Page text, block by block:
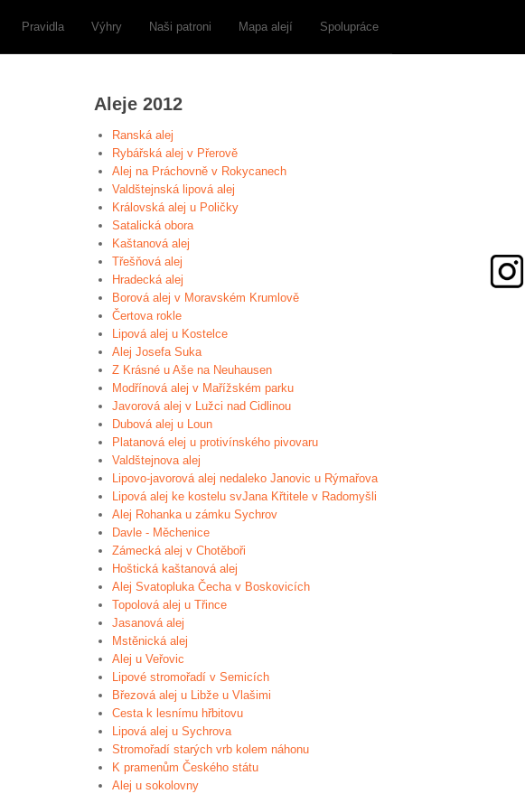
Pravidla Výhry Naši patroni Mapa alejí Spolupráce
Aleje 2012
Ranská alej
Rybářská alej v Přerově
Alej na Práchovně v Rokycanech
Valdštejnská lipová alej
Královská alej u Poličky
Satalická obora
Kaštanová alej
Třešňová alej
Hradecká alej
Borová alej v Moravském Krumlově
Čertova rokle
Lipová alej u Kostelce
Alej Josefa Suka
Z Krásné u Aše na Neuhausen
Modřínová alej v Mařížském parku
Javorová alej v Lužci nad Cidlinou
Dubová alej u Loun
Platanová elej u protivínského pivovaru
Valdštejnova alej
Lipovo-javorová alej nedaleko Janovic u Rýmařova
Lipová alej ke kostelu svJana Křtitele v Radomyšli
Alej Rohanka u zámku Sychrov
Davle - Měchenice
Zámecká alej v Chotěboři
Hoštická kaštanová alej
Alej Svatopluka Čecha v Boskovicích
Topolová alej u Třince
Jasanová alej
Mstěnická alej
Alej u Veřovic
Lipové stromořadí v Semicích
Březová alej u Libže u Vlašimi
Cesta k lesnímu hřbitovu
Lipová alej u Sychrova
Stromořadí starých vrb kolem náhonu
K pramenům Českého státu
Alej u sokolovny